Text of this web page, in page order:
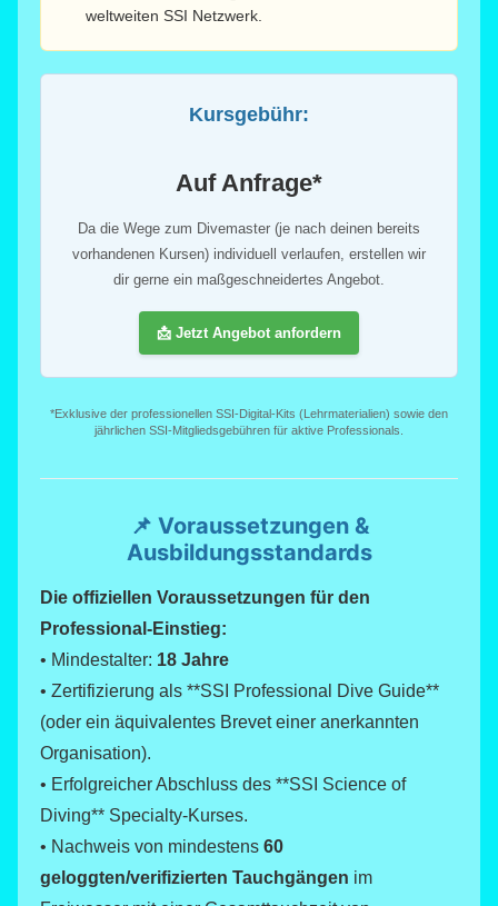
weltweiten SSI Netzwerk.
Kursgebühr:
Auf Anfrage*
Da die Wege zum Divemaster (je nach deinen bereits
vorhandenen Kursen) individuell verlaufen, erstellen wir
dir gerne ein maßgeschneidertes Angebot.
📩 Jetzt Angebot anfordern
*Exklusive der professionellen SSI-Digital-Kits (Lehrmaterialien) sowie den
jährlichen SSI-Mitgliedsgebühren für aktive Professionals.
📌 Voraussetzungen &
Ausbildungsstandards
Die offiziellen Voraussetzungen für den
Professional-Einstieg:
• Mindestalter: 18 Jahre
• Zertifizierung als **SSI Professional Dive Guide**
(oder ein äquivalentes Brevet einer anerkannten
Organisation).
• Erfolgreicher Abschluss des **SSI Science of
Diving** Specialty-Kurses.
• Nachweis von mindestens 60
geloggten/verifizierten Tauchgängen im